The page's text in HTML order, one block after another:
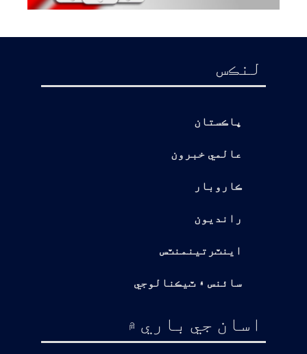
لنڪس
پاڪستان
عالمي خبرون
ڪاروبار
رانديون
اينٽرتينمنٽس
سائنس ۽ ٽيڪنالوجي
اسان جي باري ۾